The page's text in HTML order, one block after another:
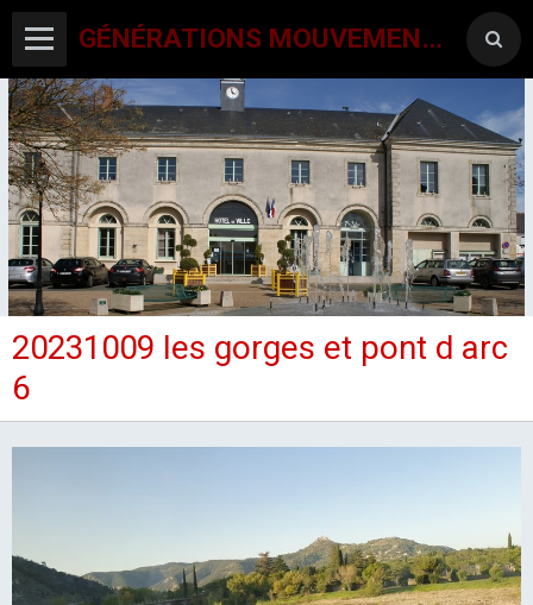
GÉNÉRATIONS MOUVEMENT INTERCLUBS CHAMPAGNE CONLINOISE
ACCUEIL
SORTIES SEJOURS
LES CLUBS
20231009 les gorges et pont d arc
6